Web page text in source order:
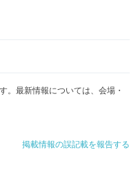
。最新情報については、会場・
掲載情報の誤記載を報告する